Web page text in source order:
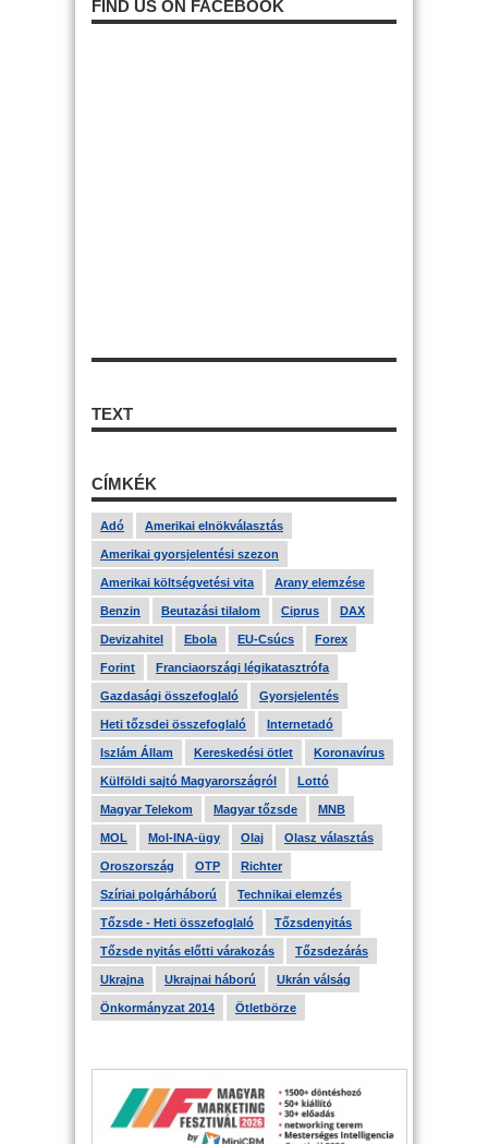
FIND US ON FACEBOOK
TEXT
CÍMKÉK
Adó Amerikai elnökválasztás
Amerikai gyorsjelentési szezon
Amerikai költségvetési vita Arany elemzése
Benzin Beutazási tilalom Ciprus DAX
Devizahitel Ebola EU-Csúcs Forex
Forint Franciaországi légikatasztrófa
Gazdasági összefoglaló Gyorsjelentés
Heti tőzsdei összefoglaló Internetadó
Iszlám Állam Kereskedési ötlet Koronavírus
Külföldi sajtó Magyarországról Lottó
Magyar Telekom Magyar tőzsde MNB
MOL Mol-INA-ügy Olaj Olasz választás
Oroszország OTP Richter
Szíriai polgárháború Technikai elemzés
Tőzsde - Heti összefoglaló Tőzsdenyitás
Tőzsde nyitás előtti várakozás Tőzsdezárás
Ukrajna Ukrajnai háború Ukrán válság
Önkormányzat 2014 Ötletbörze